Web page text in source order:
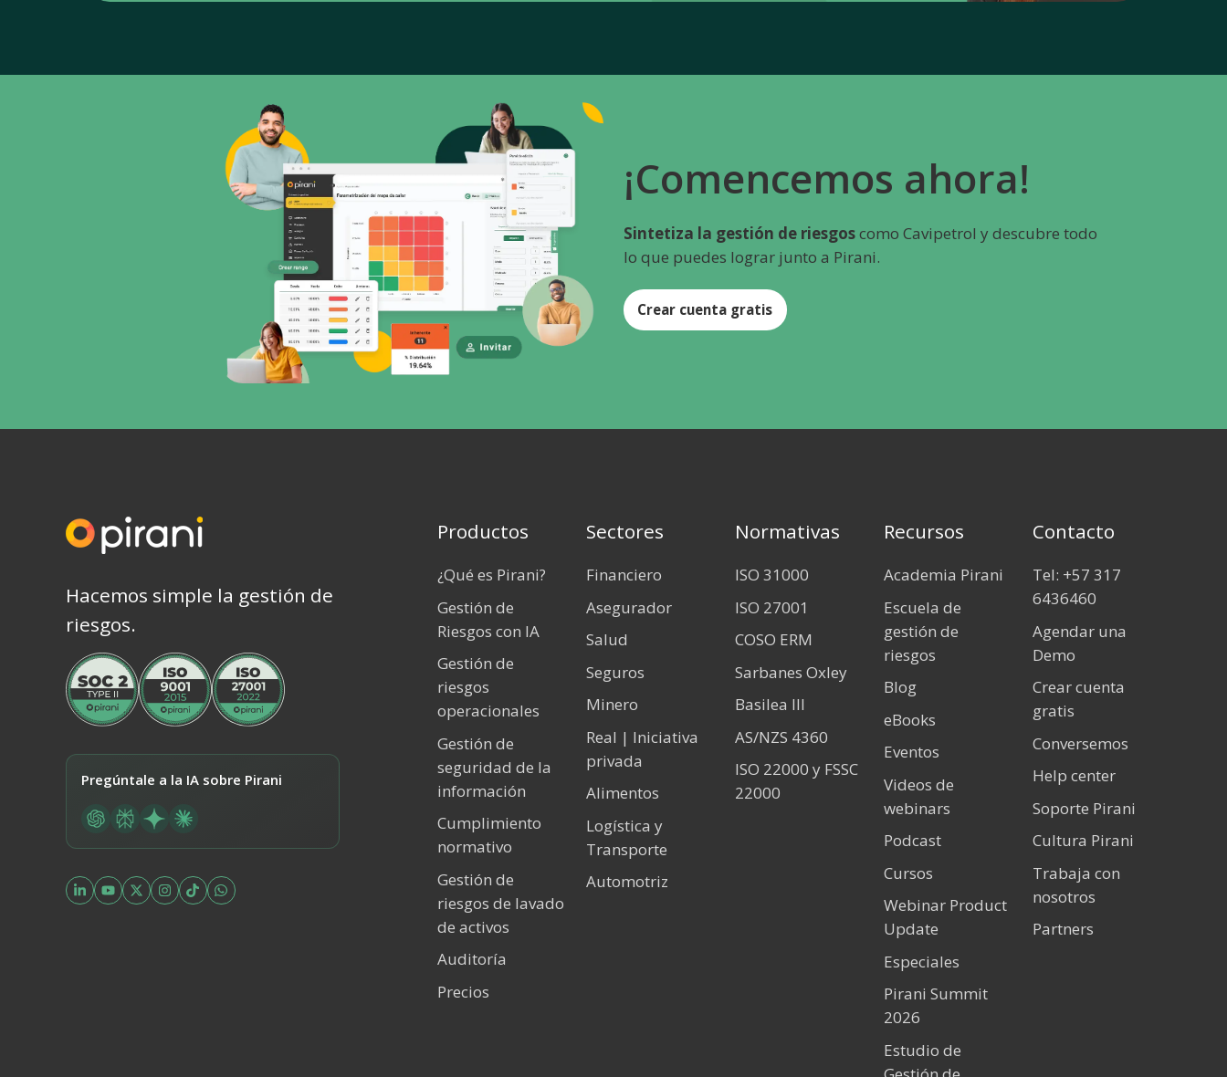
¡Comencemos ahora!
Sintetiza la gestión de riesgoscomo Cavipetrol y descubre todo
lo que puedes lograr junto a Pirani.
Crear cuenta gratis
Hacemos simple la gestión de
riesgos.
Pregúntale a la IA sobre Pirani
Productos
¿Qué es Pirani?
Gestión de
Riesgos con IA
Gestión de
riesgos
operacionales
Gestión de
seguridad de la
información
Cumplimiento
normativo
Gestión de
riesgos de lavado
de activos
Auditoría
Precios
Sectores
Financiero
Asegurador
Salud
Seguros
Minero
Real | Iniciativa
privada
Alimentos
Logística y
Transporte
Automotriz
Normativas
ISO 31000
ISO 27001
COSO ERM
Sarbanes Oxley
Basilea III
AS/NZS 4360
ISO 22000 y FSSC
22000
Recursos
Academia Pirani
Escuela de
gestión de
riesgos
Blog
eBooks
Eventos
Videos de
webinars
Podcast
Cursos
Webinar Product
Update
Especiales
Pirani Summit
2026
Estudio de
Contacto
Tel: +57 317
6436460
Agendar una
Demo
Crear cuenta
gratis
Conversemos
Help center
Soporte Pirani
Cultura Pirani
Trabaja con
nosotros
Partners